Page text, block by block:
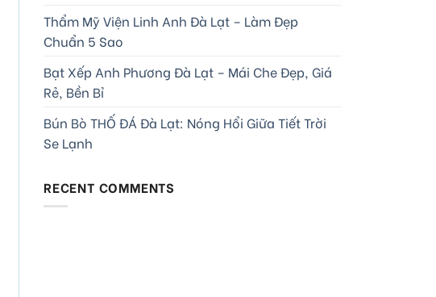
Thẩm Mỹ Viện Linh Anh Đà Lạt – Làm Đẹp
Chuẩn 5 Sao
Bạt Xếp Anh Phương Đà Lạt – Mái Che Đẹp, Giá
Rẻ, Bền Bỉ
Bún Bò THỐ ĐÁ Đà Lạt: Nóng Hổi Giữa Tiết Trời
Se Lạnh
RECENT COMMENTS